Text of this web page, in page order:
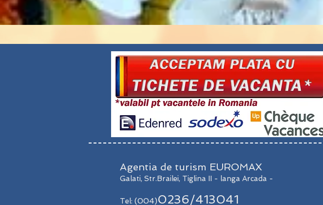
Agentia de turism EUROMAX
Galati, Str.Brailei, Tiglina II - langa Arcada -
Tel: (004)0236/413041